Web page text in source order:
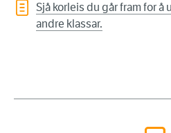
Sjå korleis du går fram for
andre klassar.